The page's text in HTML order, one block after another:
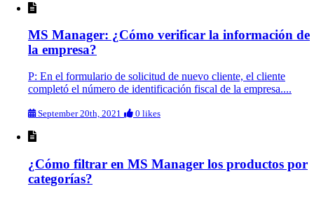
MS Manager: ¿Cómo verificar la información de
la empresa?
P: En el formulario de solicitud de nuevo cliente, el cliente
completó el número de identificación fiscal de la empresa....
September 20th, 2021 0 likes
¿Cómo filtrar en MS Manager los productos por
categorías?